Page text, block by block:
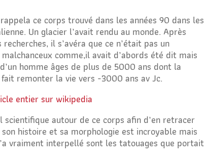
ce corps trouvé dans les années 90 dans les
Un glacier l’avait rendu au monde. Après
recherches, il s’avéra que ce n’était pas un
comme,il avait d’abords été dit mais
homme âges de plus de 5000 ans dont la
remonter la vie vers -3000 ans av Jc.
entier sur wikipedia
scientifique autour de ce corps afin d’en retracer
son histoire et sa morphologie est incroyable mais
vraiment interpellé sont les tatouages que portait